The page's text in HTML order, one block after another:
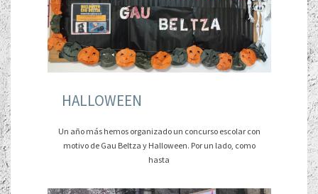
HALLOWEEN
Un año más hemos organizado un concurso escolar con
motivo de Gau Beltza y Halloween. Por un lado, como
hasta